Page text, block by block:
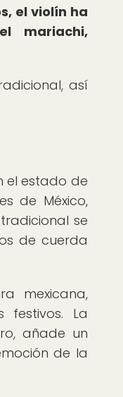
el violín ha
mariachi,
así
el estado de
de México,
se
de cuerda
mexicana,
festivos. La
añade un
de la